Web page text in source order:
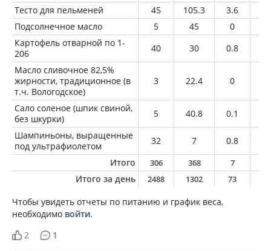
Тесто для пельменей 45 105.3 3.6
Подсолнечное масло
5 45 0
Картофель отварной по 1-
206
40 30 0.8
Масло сливочное 82,5%
жирности, традиционное (в
т.ч. Вологодское)
3 22.4 0
Сало соленое (шпик свиной,
без шкурки)
5 40.8 0.1
Шампиньоны, выращенные
под ультрафиолетом
32 7 0.8
Итого
306 368 7
Итого за день 2488 1302 73
Чтобы увидеть отчеты по питанию и график веса,
необходимо войти.
2
1